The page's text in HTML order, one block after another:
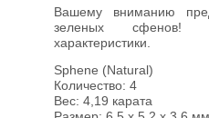
Вашему вниманию предлагается набор из 4 желтовато-
зеленых сфенов!
характеристики.
Sphene (Natural)
Количество: 4
Вес: 4,19 карата